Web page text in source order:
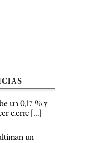
un 0,17 % y
cierre [...]
un